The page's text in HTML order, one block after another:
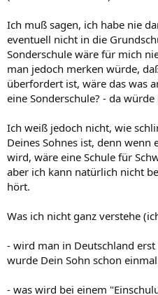
Ich muß sagen, ich habe nie
eventuell nicht in die
Sonderschule wäre für mich
man jedoch merken würde,
überfordert ist, wäre das was
eine Sonderschule? - da
Ich weiß jedoch nicht, wie
Deines Sohnes ist, denn wenn
wird, wäre eine Schule für
aber ich kann natürlich nicht
hört.
Was ich nicht ganz verstehe
- wird man in Deutschland
wurde Dein Sohn schon
- was wird bei einem